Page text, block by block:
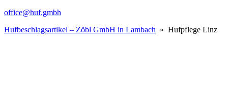
office@huf.gmbh
Hufbeschlagsartikel – Zöbl GmbH in Lambach » Hufpflege Linz